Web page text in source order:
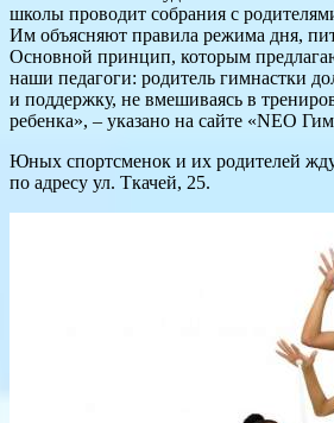
школы проводит собрания с
Им объясняют правила режима дня,
Основной принцип, которым
наши педагоги: родитель гимнастки
и поддержку, не вмешиваясь в
ребенка», – указано на сайте «NEO
Юных спортсменок и их родителей
по адресу ул. Ткачей, 25.